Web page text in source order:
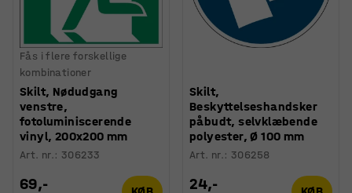
Fås i flere forskellige
kombinationer
Skilt, Nødudgang
venstre,
fotoluminiscerende
vinyl, 200x200 mm
Art. nr.: 306233
69,-
Skilt,
Beskyttelseshandsker
påbudt, selvklæbende
polyester, Ø 100 mm
Art. nr.: 306258
24,-